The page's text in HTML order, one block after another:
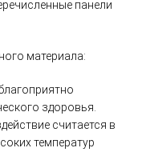
панели
материала:
здоровья.
считается в
температур